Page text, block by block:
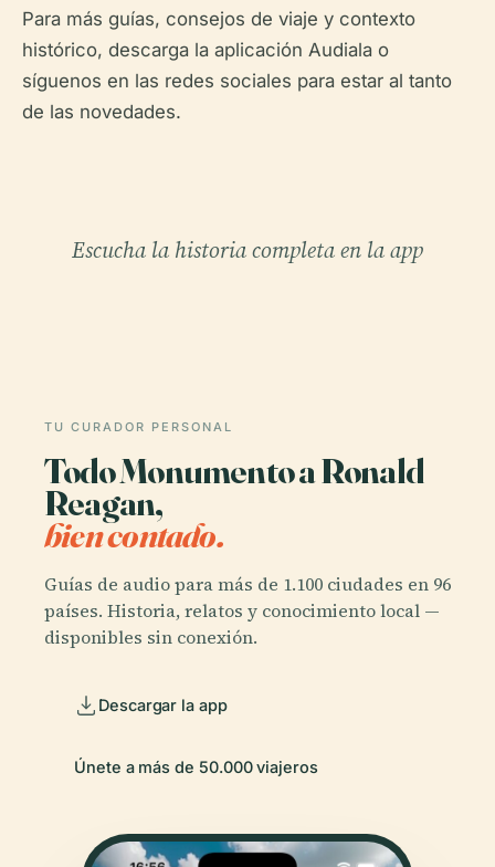
Para más guías, consejos de viaje y contexto
histórico, descarga la aplicación Audiala o
síguenos en las redes sociales para estar al tanto
de las novedades.
Escucha la historia completa en la app
TU CURADOR PERSONAL
Todo Monumento a Ronald
Reagan,
bien contado.
Guías de audio para más de 1.100 ciudades en 96
países. Historia, relatos y conocimiento local —
disponibles sin conexión.
Descargar la app
Únete a más de 50.000 viajeros